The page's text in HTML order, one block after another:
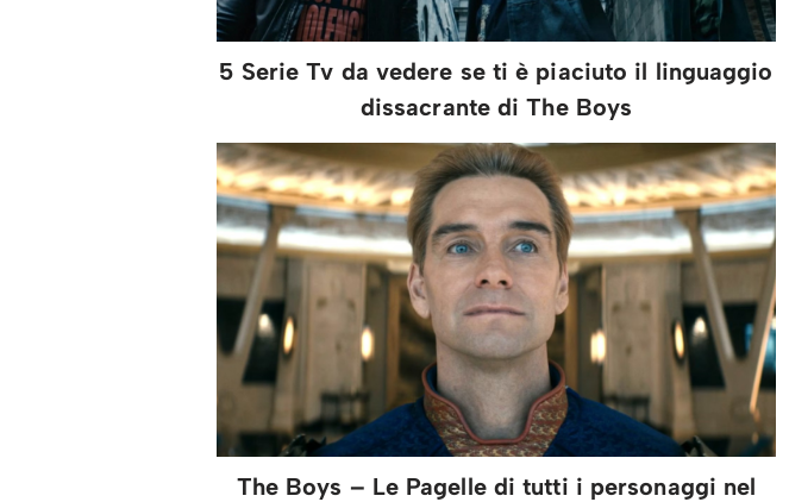
5 Serie Tv da vedere se ti è piaciuto il linguaggio
dissacrante di The Boys
The Boys – Le Pagelle di tutti i personaggi nel